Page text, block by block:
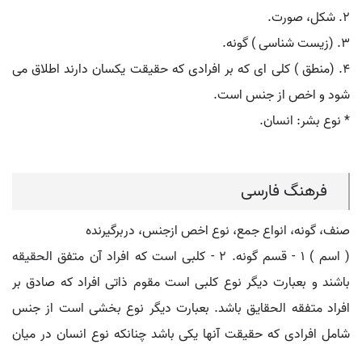
۲. شکل، صورت.
۳. (زیست شناسی ) گونه.
۴. (منطق ) کلی ای که بر افرادی که حقیقت یکسان دارند اطلاق می
شود و اخص از جنس است.
* نوع بشر: انسان.
فرهنگ فارسی
صنف، گونه، انواع جمع، نوع اخص ازجنس، دربرگیرنده
( اسم ) ۱ - قسم گونه. ۲ - کلبی است که افراد آن متفق الحقیقه
باشند و بعبارت دیگر نوع کلبی است مقوم ذاتی افراد که صادق بر
افراد متفقه الحقایق باشد. بعبارت دیگر نوع بخشی است از جنس
شامل افرادی که حقیقت آنها یکی باشد چنانکه نوع انسان در میان